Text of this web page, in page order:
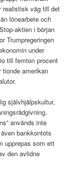
realistisk väg till det
lönearbete och
aktien i början
Trumpregeringen
under
till femton procent
amerikan
självhjälpskultur,
används inte
bankkontots
upprepas som ett
den avlidne